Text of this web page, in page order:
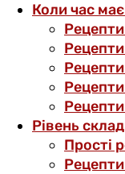
Коли час
Рівень
Прості
Рецепти